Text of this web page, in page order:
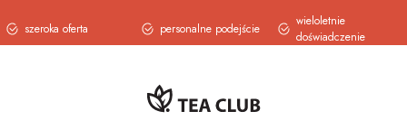
szeroka oferta personalne podejście
wieloletnie
doświadczenie